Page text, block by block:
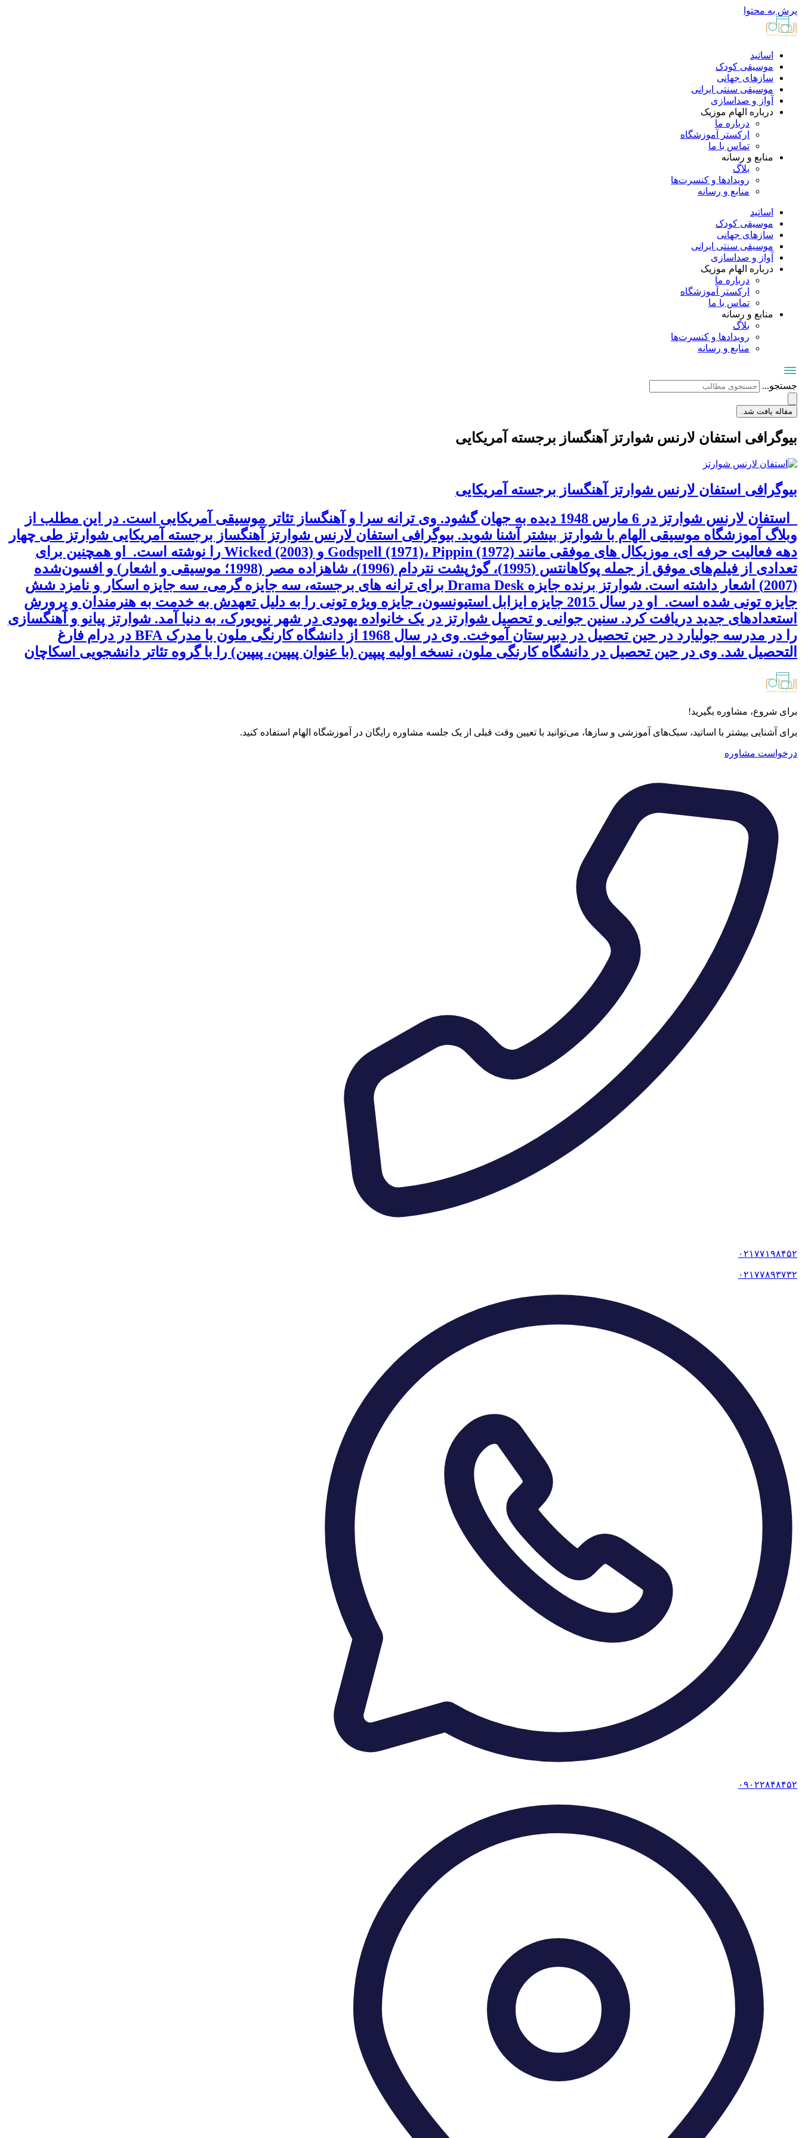
پرش به محتوا
اساتید
موسیقی کودک
سازهای جهانی
موسیقی سنتی ایرانی
آواز و صداسازی
درباره الهام موزیک
درباره ما
ارکستر آموزشگاه
تماس با ما
منابع و رسانه
بلاگ
رویدادها و کنسرت‌ها
منابع و رسانه
اساتید
موسیقی کودک
سازهای جهانی
موسیقی سنتی ایرانی
آواز و صداسازی
درباره الهام موزیک
درباره ما
ارکستر آموزشگاه
تماس با ما
منابع و رسانه
بلاگ
رویدادها و کنسرت‌ها
منابع و رسانه
جستجو...
مقاله یافت شد.
بیوگرافی استفان لارنس شوارتز آهنگساز برجسته آمریکایی
بیوگرافی استفان لارنس شوارتز آهنگساز برجسته آمریکایی
استفان لارنس شوارتز در 6 مارس 1948 دیده به جهان گشود. وی ترانه سرا و آهنگساز تئاتر موسیقی آمریکایی است. در این مطلب از
وبلاگ آموزشگاه موسیقی الهام با شوارتز بیشتر آشنا شوید. بیوگرافی استفان لارنس شوارتز آهنگساز برجسته آمریکایی شوارتز طی چهار
دهه فعالیت حرفه ای، موزیکال های موفقی مانند Godspell (1971)، Pippin (1972) و Wicked (2003) را نوشته است. او همچنین برای
تعدادی از فیلم‌های موفق از جمله پوکاهانتس (1995)، گوژپشت نتردام (1996)، شاهزاده مصر (1998؛ موسیقی و اشعار) و افسون‌شده
(2007) اشعار داشته است. شوارتز برنده جایزه Drama Desk برای ترانه های برجسته، سه جایزه گرمی، سه جایزه اسکار و نامزد شش
جایزه تونی شده است. او در سال 2015 جایزه ایزابل استیونسون، جایزه ویژه تونی را به دلیل تعهدش به خدمت به هنرمندان و پرورش
استعدادهای جدید دریافت کرد. سنین جوانی و تحصیل شوارتز در یک خانواده یهودی در شهر نیویورک، به دنیا آمد. شوارتز پیانو و آهنگسازی
را در مدرسه جولیارد در حین تحصیل در دبیرستان آموخت. وی در سال 1968 از دانشگاه کارنگی ملون با مدرک BFA در درام فارغ
التحصیل شد. وی در حین تحصیل در دانشگاه کارنگی ملون، نسخه اولیه پیپین (با عنوان پیپین، پیپین) را با گروه تئاتر دانشجویی اسکاچان
برای شروع، مشاوره بگیرید!
برای آشنایی بیشتر با اساتید، سبک‌های آموزشی و سازها، می‌توانید با تعیین وقت قبلی از یک جلسه مشاوره رایگان در آموزشگاه الهام استفاده کنید.
درخواست مشاوره
۰۲۱۷۷۱۹۸۴۵۲
۰۲۱۷۷۸۹۳۷۳۲
۰۹۰۲۲۸۴۸۴۵۲